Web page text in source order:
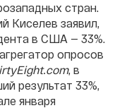
стран.
Киселев заявил,
в США — 33%.
агрегатор опросов
, в
результат 33%,
января